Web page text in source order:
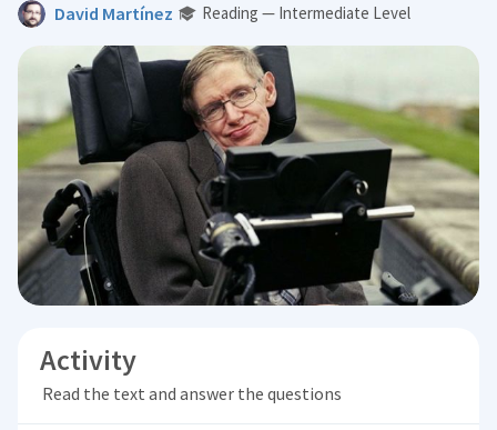
David Martínez Reading — Intermediate Level
Activity
Read the text and answer the questions